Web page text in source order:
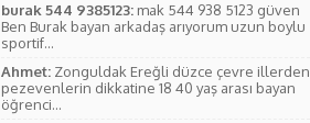
burak 544 9385123: mak 544 938 5123 güven
Ben Burak bayan arkadaş arıyorum uzun boylu
sportif...
Ahmet: Zonguldak Ereğli düzce çevre illerden
pezevenlerin dikkatine 18 40 yaş arası bayan
öğrenci...